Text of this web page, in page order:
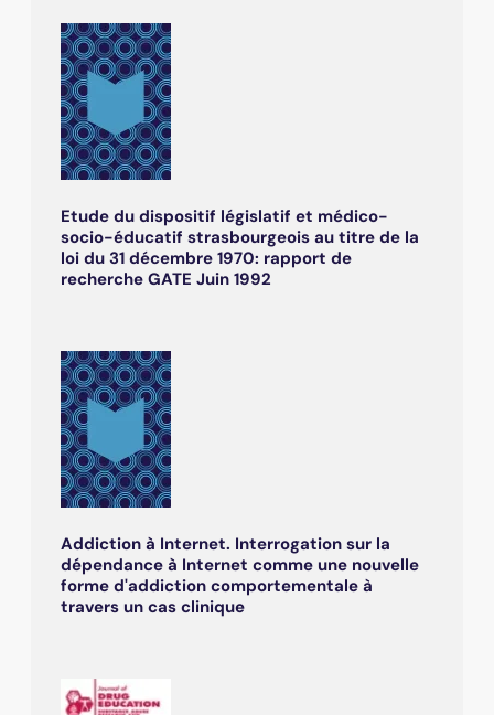
Etude du dispositif législatif et médico-
socio-éducatif strasbourgeois au titre de la
loi du 31 décembre 1970: rapport de
recherche GATE Juin 1992
Addiction à Internet. Interrogation sur la
dépendance à Internet comme une nouvelle
forme d'addiction comportementale à
travers un cas clinique